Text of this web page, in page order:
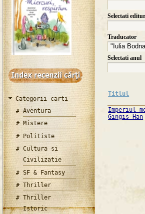
Categorii carti
Aventura
Mistere
Politiste
Cultura si
Civilizatie
SF & Fantasy
Thriller
Thriller
Istoric
Selectati
Traducator
Selectati anul
Titlul
Imperiul
Gingis-Han